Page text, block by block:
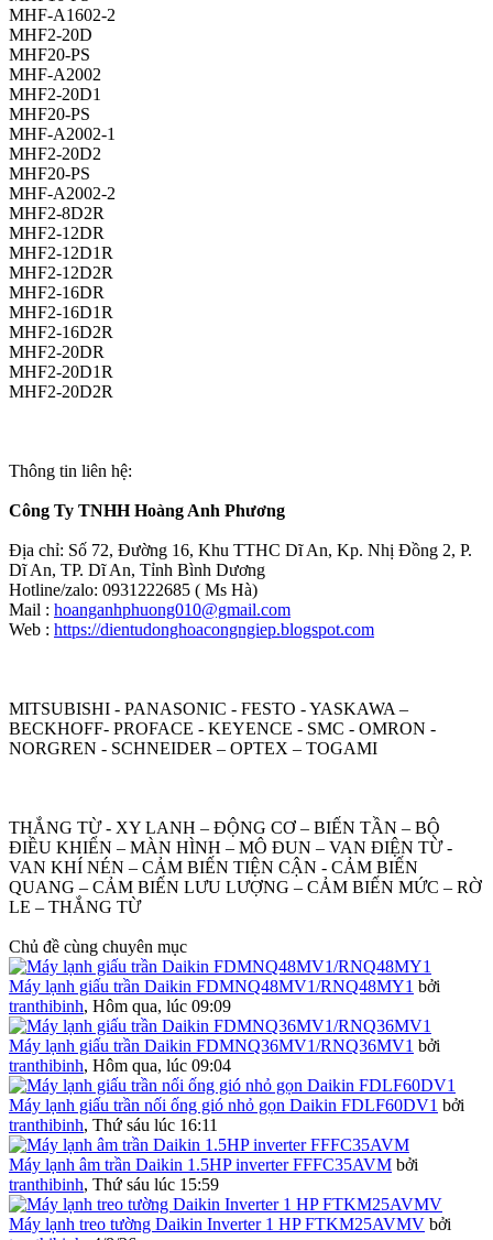
MHF-A1602-2
MHF2-20D
MHF20-PS
MHF-A2002
MHF2-20D1
MHF20-PS
MHF-A2002-1
MHF2-20D2
MHF20-PS
MHF-A2002-2
MHF2-8D2R
MHF2-12DR
MHF2-12D1R
MHF2-12D2R
MHF2-16DR
MHF2-16D1R
MHF2-16D2R
MHF2-20DR
MHF2-20D1R
MHF2-20D2R
Thông tin liên hệ:
Công Ty TNHH Hoàng Anh Phương
Địa chỉ: Số 72, Đường 16, Khu TTHC Dĩ An, Kp. Nhị Đồng 2, P.
Dĩ An, TP. Dĩ An, Tỉnh Bình Dương
Hotline/zalo: 0931222685 ( Ms Hà)
Mail : hoanganhphuong010@gmail.com
Web : https://dientudonghoacongngiep.blogspot.com
MITSUBISHI - PANASONIC - FESTO - YASKAWA –
BECKHOFF- PROFACE - KEYENCE - SMC - OMRON -
NORGREN - SCHNEIDER – OPTEX – TOGAMI
THẮNG TỪ - XY LANH – ĐỘNG CƠ – BIẾN TẦN – BỘ
ĐIỀU KHIỂN – MÀN HÌNH – MÔ ĐUN – VAN ĐIỆN TỪ -
VAN KHÍ NÉN – CẢM BIẾN TIỆN CẬN - CẢM BIẾN
QUANG – CẢM BIẾN LƯU LƯỢNG – CẢM BIẾN MỨC – RỜ
LE – THẮNG TỪ
Chủ đề cùng chuyên mục
Máy lạnh giấu trần Daikin FDMNQ48MV1/RNQ48MY1 bởi
tranthibinh, Hôm qua, lúc 09:09
Máy lạnh giấu trần Daikin FDMNQ36MV1/RNQ36MV1 bởi
tranthibinh, Hôm qua, lúc 09:04
Máy lạnh giấu trần nối ống gió nhỏ gọn Daikin FDLF60DV1 bởi
tranthibinh, Thứ sáu lúc 16:11
Máy lạnh âm trần Daikin 1.5HP inverter FFFC35AVM bởi
tranthibinh, Thứ sáu lúc 15:59
Máy lạnh treo tường Daikin Inverter 1 HP FTKM25AVMV bởi